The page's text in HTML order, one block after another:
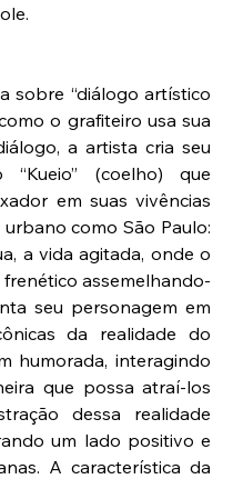
sobre “diálogo artístico
o grafiteiro usa sua
a artista cria seu
“Kueio” (coelho) que
em suas vivências
como São Paulo:
a vida agitada, onde o
assemelhando-
seu personagem em
da realidade do
humorada, interagindo
que possa atraí-los
dessa realidade
um lado positivo e
A característica da